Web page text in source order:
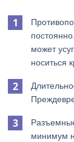
может
носиться
минимум